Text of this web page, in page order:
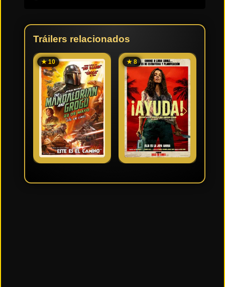
Tráilers relacionados
★ 10 ★ 8